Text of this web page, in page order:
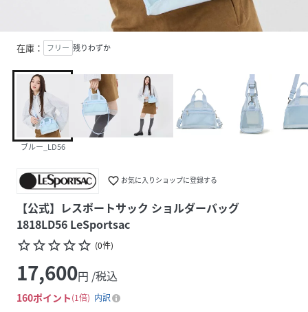
在庫： フリー 残りわずか
ブルー_LD56
favorite_border お気に入りショップに登録する
【公式】レスポートサック ショルダーバッグ
1818LD56 LeSportsac
star_borderstar_borderstar_borderstar_borderstar_border (0件)
17,600円 /税込
160ポイント 1倍
内訳